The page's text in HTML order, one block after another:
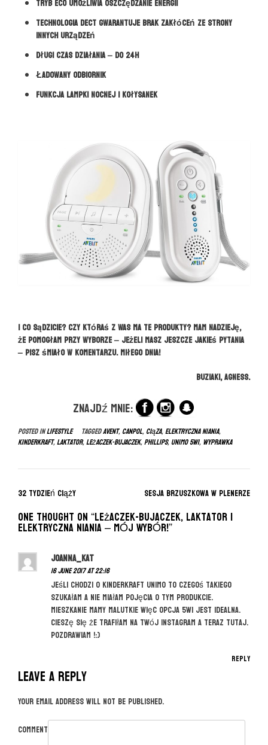
Tryb ECO umożliwia oszczędzanie energii
Technologia DECT gwarantuje brak zakłóceń ze strony
innych urządzeń
Długi czas działania – do 24h
Ładowany odbiornik
Funkcja lampki nocnej i kołysanek
I co sądzicie? Czy któraś z Was ma te produkty? Mam nadzieję,
że pomogłam przy wyborze – jeżeli masz jeszcze jakieś pytania
– pisz śmiało w komentarzu. Miłego dnia!
Buziaki, Agness.
Znajdź mnie:
Posted inLIFESTYLE Taggedavent,canpol,ciąza,elektryczna niania,
kinderkraft,laktator,leżaczek-bujaczek,phillips,unimo 5w1,wyprawka
P
o
s
t
n
a
i
o
n
32 tydzień ciąży Sesja brzuszkowa w plenerze
One thought on “Leżaczek-bujaczek, laktator i
elektryczna niania – MÓJ WYBÓR!”
joanna_kat
16 June 2017 at 22:16
Jeśli chodzi o KinderKraft UNIMO to czegoś takiego
szukałam a nie miałam pojęcia o tym produkcie.
Mieszkanie mamy malutkie więc opcja 5w1 jest idealna.
Cieszę się że trafiłam na twój instagram a teraz tutaj.
Pozdrawiam !:)
Reply
Leave a Reply
Your email address will not be published.
Comment